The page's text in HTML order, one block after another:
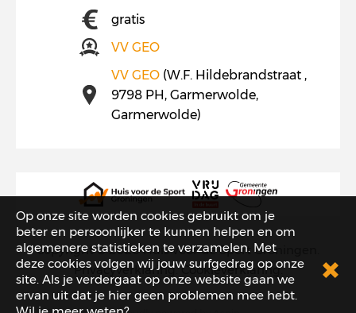
Op onze site worden cookies gebruikt om je
beter en persoonlijker te kunnen helpen en om
algemenere statistieken te verzamelen. Met
deze cookies volgen wij jouw surfgedrag op onze
site. Als je verdergaat op onze website gaan we
ervan uit dat je hier geen problemen mee hebt.
gratis
VV GEO
VV GEO (W.F. Hildebrandstraat ,
9798 PH, Garmerwolde,
Garmerwolde)
copyright © 2026Huis voor de Sport Groningen
Privacyverklaring.Cookieverklaring.